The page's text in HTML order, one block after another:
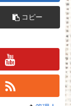
コピー